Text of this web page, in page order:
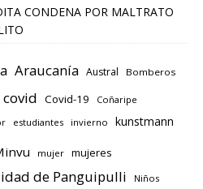
CONDENA POR MALTRATO
Araucanía Austral Bomberos
covid Covid-19 Coñaripe
estudiantes invierno kunstmann
mujer mujeres
de Panguipulli Niños